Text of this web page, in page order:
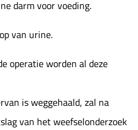
darm voor voeding.
van urine.
operatie worden al deze
is weggehaald, zal na
van het weefselonderzoek